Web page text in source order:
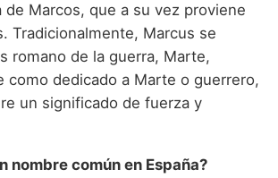
de Marcos, que a su vez proviene
Tradicionalmente, Marcus se
romano de la guerra, Marte,
como dedicado a Marte o guerrero,
un significado de fuerza y
nombre común en España?